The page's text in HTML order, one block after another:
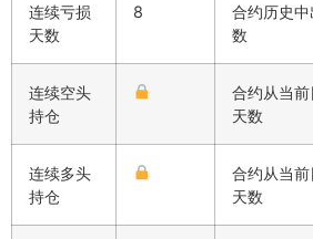
连续亏损
天数
8
合约历史
数
连续空头
持仓
合约从当
天数
连续多头
持仓
合约从当
天数